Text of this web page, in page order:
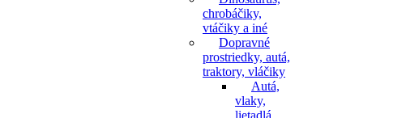
chrobáčiky,
vtáčiky a iné
Dopravné
prostriedky, autá,
traktory, vláčiky
Autá,
vlaky,
lietadlá